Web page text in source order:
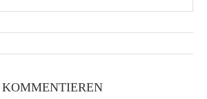
KOMMENTIEREN